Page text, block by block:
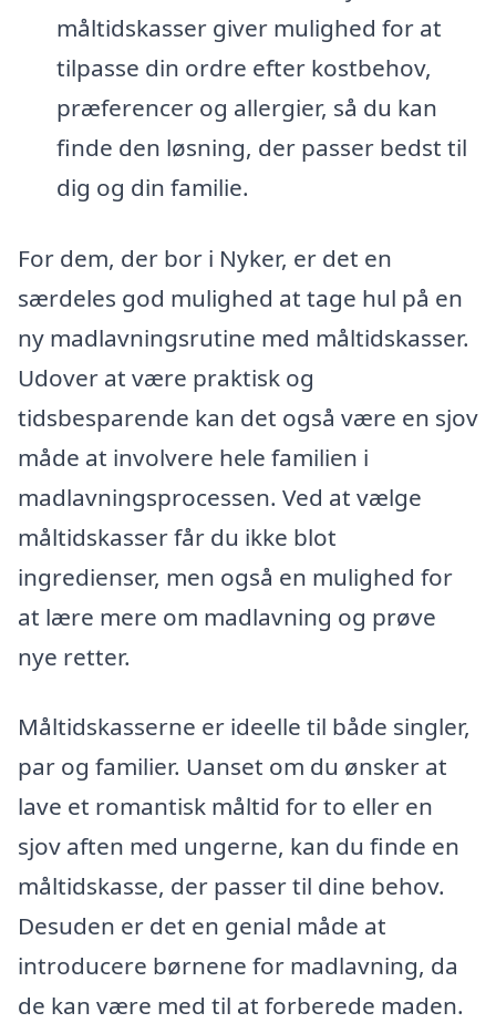
måltidskasser giver mulighed for at
tilpasse din ordre efter kostbehov,
præferencer og allergier, så du kan
finde den løsning, der passer bedst til
dig og din familie.
For dem, der bor i Nyker, er det en
særdeles god mulighed at tage hul på en
ny madlavningsrutine med måltidskasser.
Udover at være praktisk og
tidsbesparende kan det også være en sjov
måde at involvere hele familien i
madlavningsprocessen. Ved at vælge
måltidskasser får du ikke blot
ingredienser, men også en mulighed for
at lære mere om madlavning og prøve
nye retter.
Måltidskasserne er ideelle til både singler,
par og familier. Uanset om du ønsker at
lave et romantisk måltid for to eller en
sjov aften med ungerne, kan du finde en
måltidskasse, der passer til dine behov.
Desuden er det en genial måde at
introducere børnene for madlavning, da
de kan være med til at forberede maden.